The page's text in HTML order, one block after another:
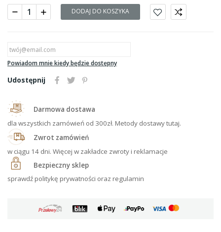
DODAJ DO KOSZYKA
Powiadom mnie kiedy będzie dostępny
Udostępnij
Darmowa dostawa
dla wszystkich zamówień od 300zł. Metody dostawy tutaj.
Zwrot zamówień
w ciągu 14 dni. Więcej w zakładce zwroty i reklamacje
Bezpieczny sklep
sprawdź politykę prywatności oraz regulamin